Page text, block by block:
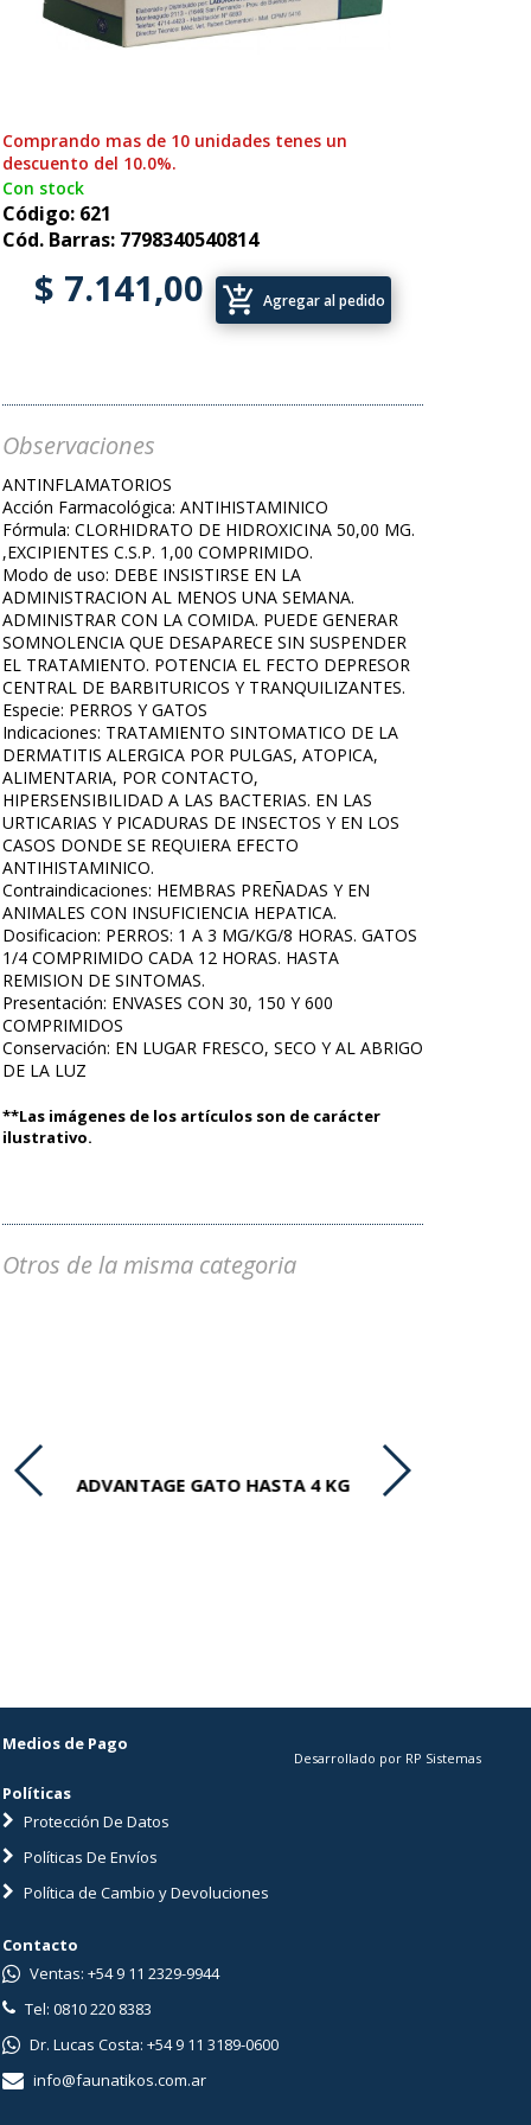
Comprando mas de 10 unidades tenes un
descuento del 10.0%.
Con stock
Código: 621
Cód. Barras: 7798340540814
$ 7.141,00 add_shopping_cart Agregar al pedido
Observaciones
ANTINFLAMATORIOS
Acción Farmacológica: ANTIHISTAMINICO
Fórmula: CLORHIDRATO DE HIDROXICINA 50,00 MG.
,EXCIPIENTES C.S.P. 1,00 COMPRIMIDO.
Modo de uso: DEBE INSISTIRSE EN LA
ADMINISTRACION AL MENOS UNA SEMANA.
ADMINISTRAR CON LA COMIDA. PUEDE GENERAR
SOMNOLENCIA QUE DESAPARECE SIN SUSPENDER
EL TRATAMIENTO. POTENCIA EL FECTO DEPRESOR
CENTRAL DE BARBITURICOS Y TRANQUILIZANTES.
Especie: PERROS Y GATOS
Indicaciones: TRATAMIENTO SINTOMATICO DE LA
DERMATITIS ALERGICA POR PULGAS, ATOPICA,
ALIMENTARIA, POR CONTACTO,
HIPERSENSIBILIDAD A LAS BACTERIAS. EN LAS
URTICARIAS Y PICADURAS DE INSECTOS Y EN LOS
CASOS DONDE SE REQUIERA EFECTO
ANTIHISTAMINICO.
Contraindicaciones: HEMBRAS PREÑADAS Y EN
ANIMALES CON INSUFICIENCIA HEPATICA.
Dosificacion: PERROS: 1 A 3 MG/KG/8 HORAS. GATOS
1/4 COMPRIMIDO CADA 12 HORAS. HASTA
REMISION DE SINTOMAS.
Presentación: ENVASES CON 30, 150 Y 600
COMPRIMIDOS
Conservación: EN LUGAR FRESCO, SECO Y AL ABRIGO
DE LA LUZ
**Las imágenes de los artículos son de carácter
ilustrativo.
Otros de la misma categoria
ADVANTAGE GATO HASTA 4 KG
Medios de Pago
Políticas
Protección De Datos
Políticas De Envíos
Política de Cambio y Devoluciones
Desarrollado por RP Sistemas
Contacto
Ventas: +54 9 11 2329-9944
Tel: 0810 220 8383
Dr. Lucas Costa: +54 9 11 3189-0600
info@faunatikos.com.ar